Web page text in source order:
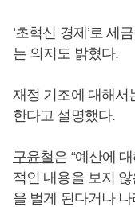
‘초혁신 경제’로 세
는 의지도 밝혔다.
재정 기조에 대해서
한다고 설명했다.
구윤철은 “예산에
적인 내용을 보지 않
을 벌게 된다거나